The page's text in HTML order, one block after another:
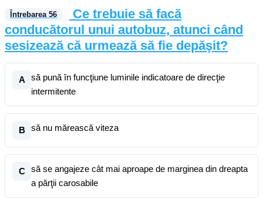
Întrebarea 56
Ce trebuie să facă
conducătorul unui autobuz, atunci când
sesizează că urmează să fie depăşit?
A
să pună în funcţiune luminile indicatoare de direcţie
intermitente
B să nu mărească viteza
C
să se angajeze cât mai aproape de marginea din dreapta
a părţii carosabile